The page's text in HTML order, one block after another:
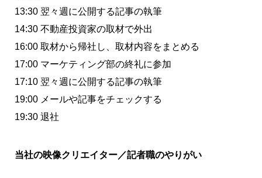
13:30 翌々週に公開する記事の執筆
14:30 不動産投資家の取材で外出
16:00 取材から帰社し、取材内容をまとめる
17:00 マーケティング部の終礼に参加
17:10 翌々週に公開する記事の執筆
19:00 メールや記事をチェックする
19:30 退社
当社の映像クリエイター／記者職のやりがい